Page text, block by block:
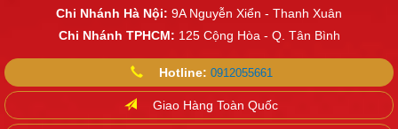
Chi Nhánh Hà Nội: 9A Nguyễn Xiển - Thanh Xuân
Chi Nhánh TPHCM: 125 Cộng Hòa - Q. Tân Bình
Hotline: 0912055661
Giao Hàng Toàn Quốc